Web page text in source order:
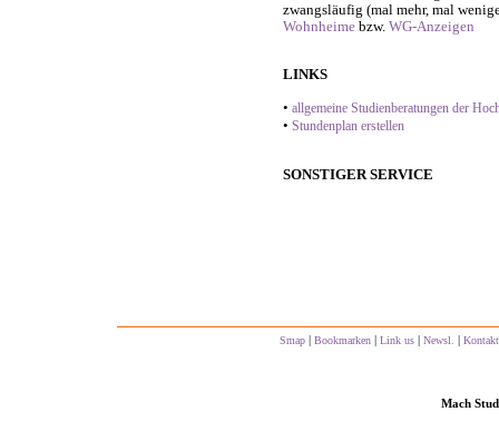
zwangsläufig (mal mehr, mal
Wohnheime bzw. WG-Anzeigen
LINKS
• allgemeine Studienberatungen der
• Stundenplan erstellen
SONSTIGER SERVICE
Smap | Bookmarken | Link us | Newsl. | Kontakt
Mach